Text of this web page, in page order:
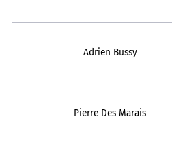
Adrien Bussy
Pierre Des Marais